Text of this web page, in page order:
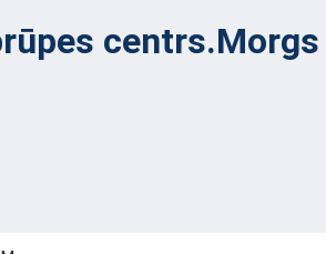
centrs.Morgs